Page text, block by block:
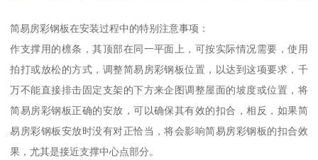
简易房彩钢板在安装过程中的特别注意事项：
作支撑用的檩条，其顶部在同一平面上，可按实际情况需要，使用
拍打或放松的方式，调整简易房彩钢板位置，以达到这项要求，千
万不能直接排击固定支架的下方来企图调整屋面的坡度或位置，将
简易房彩钢板正确的安放，可以确保其有效的扣合，相反，如果简
易房彩钢板安放时没有对正恰当，将会影响简易房彩钢板的扣合效
果，尤其是接近支撑中心点部分。